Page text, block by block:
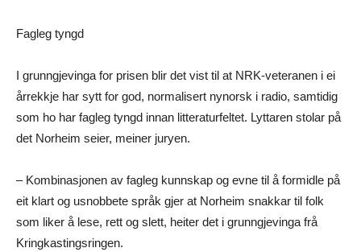
Fagleg tyngd
I grunngjevinga for prisen blir det vist til at NRK-veteranen i ei
årrekkje har sytt for god, normalisert nynorsk i radio, samtidig
som ho har fagleg tyngd innan litteraturfeltet. Lyttaren stolar på
det Norheim seier, meiner juryen.
– Kombinasjonen av fagleg kunnskap og evne til å formidle på
eit klart og usnobbete språk gjer at Norheim snakkar til folk
som liker å lese, rett og slett, heiter det i grunngjevinga frå
Kringkastingsringen.